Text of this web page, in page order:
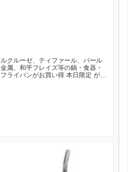
ルクルーゼ、ティファール、パール
金属、和平フレイズ等の鍋・食器・
フライパンがお買い得 本日限定 が実